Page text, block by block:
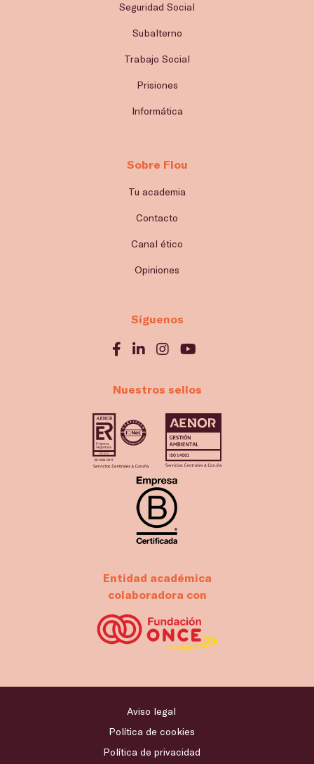
Seguridad Social
Subalterno
Trabajo Social
Prisiones
Informática
Sobre Flou
Tu academia
Contacto
Canal ético
Opiniones
Síguenos
Nuestros sellos
Entidad académica
colaboradora con
Aviso legal
Política de cookies
Política de privacidad